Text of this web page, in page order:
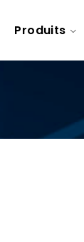
Produits